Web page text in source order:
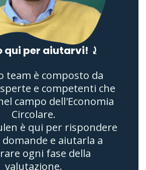
qui per aiutarvi! ⤸
team è composto da
e competenti che
campo dell'Economia
Circolare.
è qui per rispondere
domande e aiutarla a
ogni fase della
valutazione.